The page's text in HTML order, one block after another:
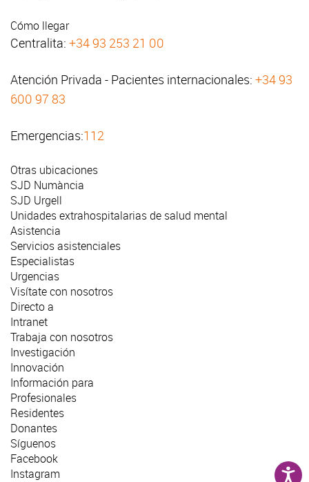
Cómo llegar
Centralita: +34 93 253 21 00
Atención Privada - Pacientes internacionales: +34 93
600 97 83
Emergencias:112
Otras ubicaciones
SJD Numància
SJD Urgell
Unidades extrahospitalarias de salud mental
Asistencia
Servicios asistenciales
Especialistas
Urgencias
Visítate con nosotros
Directo a
Intranet
Trabaja con nosotros
Investigación
Innovación
Información para
Profesionales
Residentes
Donantes
Síguenos
Facebook
Instagram